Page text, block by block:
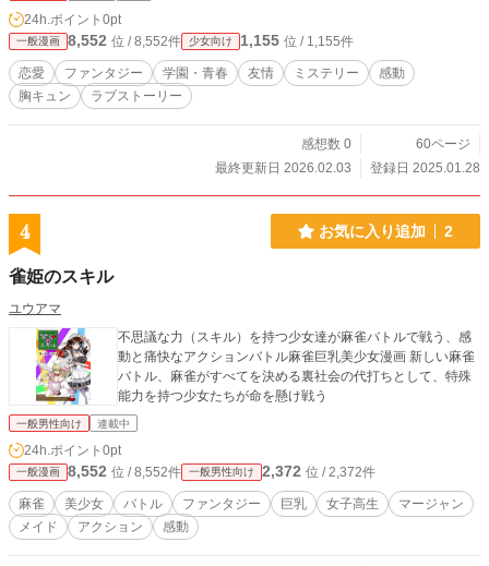
24h.ポイント 0pt
一般漫画 8,552 位 / 8,552件 少女向け 1,155 位 / 1,155件
恋愛 ファンタジー 学園・青春 友情 ミステリー
感動
胸キュン
ラブストーリー
感想数 0
60ページ
最終更新日 2026.02.03
登録日 2025.01.28
4 お気に入り追加 2
雀姫のスキル
ユウアマ
不思議な力（スキル）を持つ少女達が麻雀バトルで戦う、感
動と痛快なアクションバトル麻雀巨乳美少女漫画 新しい麻雀
バトル、麻雀がすべてを決める裏社会の代打ちとして、特殊
能力を持つ少女たちが命を懸け戦う
一般男性向け 連載中
24h.ポイント 0pt
一般漫画 8,552 位 / 8,552件 一般男性向け 2,372 位 / 2,372件
麻雀 美少女 バトル ファンタジー 巨乳 女子高生
マージャン
メイド
アクション 感動